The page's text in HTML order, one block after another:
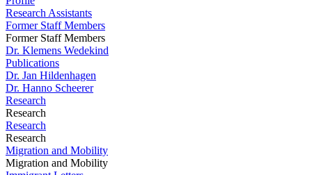
Research Assistants
Former Staff Members
Former Staff Members
Dr. Klemens Wedekind
Publications
Dr. Jan Hildenhagen
Dr. Hanno Scheerer
Research
Research
Research
Research
Migration and Mobility
Migration and Mobility